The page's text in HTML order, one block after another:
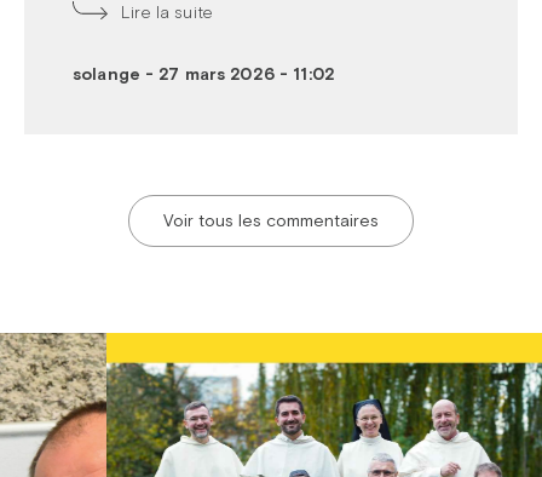
Lire la suite
solange - 27 mars 2026 - 11:02
Voir tous les commentaires